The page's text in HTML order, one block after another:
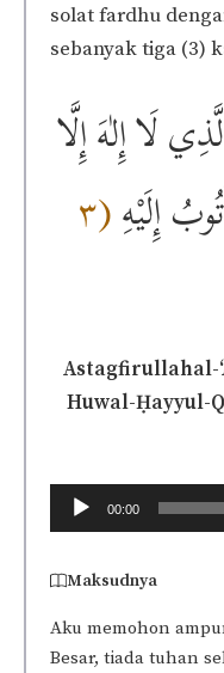
solat fardhu
sebanyak tiga (3)
لَا إِلٰهَ إِلَّا
إِلَيْهِ(٣
Astagfirullahal-
Huwal-Ḥayyul-
Audio
Player
00:00
Maksudnya
Aku memohon
Besar, tiada tuhan